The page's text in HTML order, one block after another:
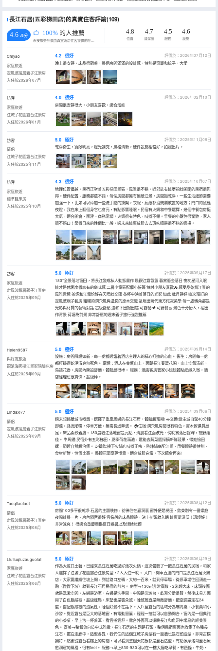
長江石居(五彩梯田店)的真實住客評論(109)
4.6 /5分 100% 的人推薦
永安旅遊評價由真實酒店住客提供的評價。
4.8
位置
4.7
清潔度
4.5
服務
4.6
設施
Chiyao
家庭旅遊
定風波躍層親子江景房
入住於2026年07月
4.2 很好
評價於：2026年07月12日
晚上很安靜，床品很親膚，整個房間滿滿的設計感，特別是窗簾和梳子，大愛
訪客
家庭旅遊
江城子花園露台江景房
入住於2026年01月
4.0 很好
評價於：2026年02月10日
房間很安靜很大，小朋友喜歡，適合溜娃
訪客
情侶
江城子花園露台江景房
入住於2025年11月
5.0 極好
評價於：2025年11月08日
乾淨衞生，寬敞明亮，燈光講究，風格清新，硬件設施相當好，拍照出片。
訪客
家庭旅遊
標準雙床房
入住於2025年10月
4.3 很好
評價於：2025年10月07日
地理位置優越，民宿正對着五彩梯田景區，風景很不錯，近郊能有這麼視線開闊的民宿很難
得。硬件配置、服務都還不錯，每個房間都擁有無敵江景，房間挺乾淨，一些生活細節需要
加強一下，比如可以添加一些洗手間的掛架，衣服、廁紙都沒規劃放置的地方；門口的感應
夜燈，我在床上翻個身它也會亮，有點影響睡眠。民宿有火鍋和中餐選擇，幾個中餐包房挺
大氣，適合開會、團建、商務宴請。火鍋很有特色，味道不錯。早餐的小籠包很驚艷，家人
讚不絕口！節假日來的性價比一般，週末來這裏放鬆去去班味還是很不錯的選擇。
訪客
家庭旅遊
定風波躍層親子江景房
入住於2025年09月
5.0 極好
評價於：2025年09月17日
180°全景落地窗🪟，將長江變成私人動態畫作 晨觀江霧氤氲 暮賞鎏金落日 夜枕星河入眠
這才是休閑度假該有的儀式感 二層小童區配備小帳篷 特討小朋友喜歡⛺ 感受品茶賞江景的
風雅意境 茶煙和江霧恰好在天際線交匯 茶杯中映着落日的光影 如此 歲月靜好 這次預訂的
定風波親子套房 粗糲的洞穴風與温潤的原木交織 呈現出現代東方侘寂美學 每一處轉角都是
光影與材質的藝術對話 超級舒壓 還🉑下田撿田螺 可露營🏕️ 可野餐🧺 景色十分怡人，稻田
作背景 荷塘為前景 非常舒壓的週末親子旅行強烈推薦
Helen9587
與好友旅遊
觀滄海閣樓江景影院雙床房
入住於2025年09月
5.0 極好
評價於：2025年09月14日
設施：房間陳設如新，每一處都透露着酒店主理人的精心打造的心血。 衞生：房間每一處
都打掃得乾淨清爽無死角。 環境：酒店在金鰲山上，面朝長江春暖花開，山上空氣清新，
鳥語花香。房間內陳設舒適，體驗感很棒。 服務：酒店客房管家小姐姐體貼細緻入微，酒
店經理也很爽快，超級棒。
Lindaxi77
情侶
定風波躍層親子江景房
入住於2025年09月
5.0 極好
評價於：2025年09月06日
週末想逃離城市喧囂，選擇了重慶周邊的長江石居，體驗超預期! 🚗交通:從主城自駕40分鐘
即達，路況順暢，停車方便，無需長途奔波。 🏠住宿:洞穴風房間很有特色，實木傢俱質感
足，床品柔軟親膚。180度觀江落地窗是亮點，清晨看江面波光、傍晚賞落日餘暉，視野絕
佳。 💐周邊:民宿外有五彩梯田，夏季荷花滿池，還能去蔬菜園採摘新鮮蔬果，帶娃撿田
螺，親近自然超治癒。 ☕️餐飲:樓下火鍋店味道正宗，熱辣鍋底配江景，用餐體驗很特別，
食材新鮮，性價比高。 整體氛圍寧靜愜意，適合放鬆充電，下次還會再來!
Taoqitaotaot
情侶
定風波躍層親子江景房
入住於2025年08月
5.0 極好
評價於：2025年08月12日
房間100多平很乾凈 石居的主題裝修，彷彿住在巖洞裏 窗外便是梯田，飲茶別有一番樂趣
夜間蛙聲一片，房內隔音很好 雲朵般的床品體驗，沾上枕頭就入眠 這裏氣温低！環境好！
非常涼爽！ 很適合重慶周邊夏日避暑以及短途旅遊
Liuliuqiuzouguolai
家庭旅遊
江城子花園露台江景房
入住於2025年06月
5.0 極好
評價於：2025年06月29日
作為大渡口土著，已經來長江石居吃過好幾次火鍋，這次體驗了一把長江石居的民宿，和家
人選擇了江城子花園露台江景房型，2人入住一晚。 入口→開車直達的門口是長江石居火鍋
店，大家要繼續往坡上開，到岔路口左轉，大約一百米，就到停車場，從停車場往回頭走一
點（微微下坡）就到長江石居民宿的前台。 房型→130㎡非常寬敞，2米超大床，床頭後面
就是洗漱空間，左邊是浴室，右邊是洗手間，中間是洗漱台，乾濕分離很贊。然後床具方面
用了白色鵝絨被，超級蓬鬆，床墊也是雲朵感，睡感簡直是無敵舒適，把空調設定在24
度，搭配鵝絨被的透氣性，睡個好覺不在話下。入戶至露台的區域分為麻將桌、小餐桌和小
沙發。靠近露台是巨大的落地窗，有電動窗簾，輕輕一拉就可以自動開合。窗內是一個典雅
的小茶桌，早上泡一杯普洱，看雲捲雲舒。露台外面可以遠眺長江和魚洞中壩島的絕美景
色。 審美→整體偏向於中式雅緻，長江石居的主題是石頭，整個民宿裏面也收集了各種長
江石，擺在走廊中，造型各異，我們住的這個江城子房型有一面牆也是石頭造型，非常古樸
獨特。然後從露台看樓上的房間，可以看到整個天花板都是巖石造型，有點像摩洛哥巖石療
愈洞窟的風格，很有feel。 服務→早上830-930可以在一樓大廳吃早餐，有麪條，牛奶，